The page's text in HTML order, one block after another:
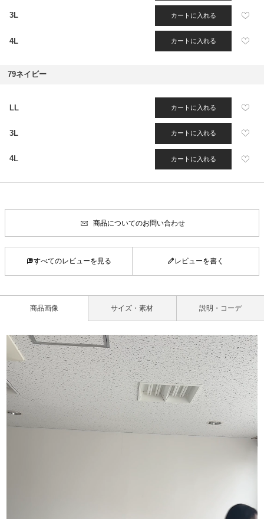
3L カートに入れる
4L カートに入れる
79ネイビー
LL カートに入れる
3L カートに入れる
4L カートに入れる
商品についてのお問い合わせ
すべてのレビューを見る レビューを書く
商品画像 サイズ・素材 説明・コーデ